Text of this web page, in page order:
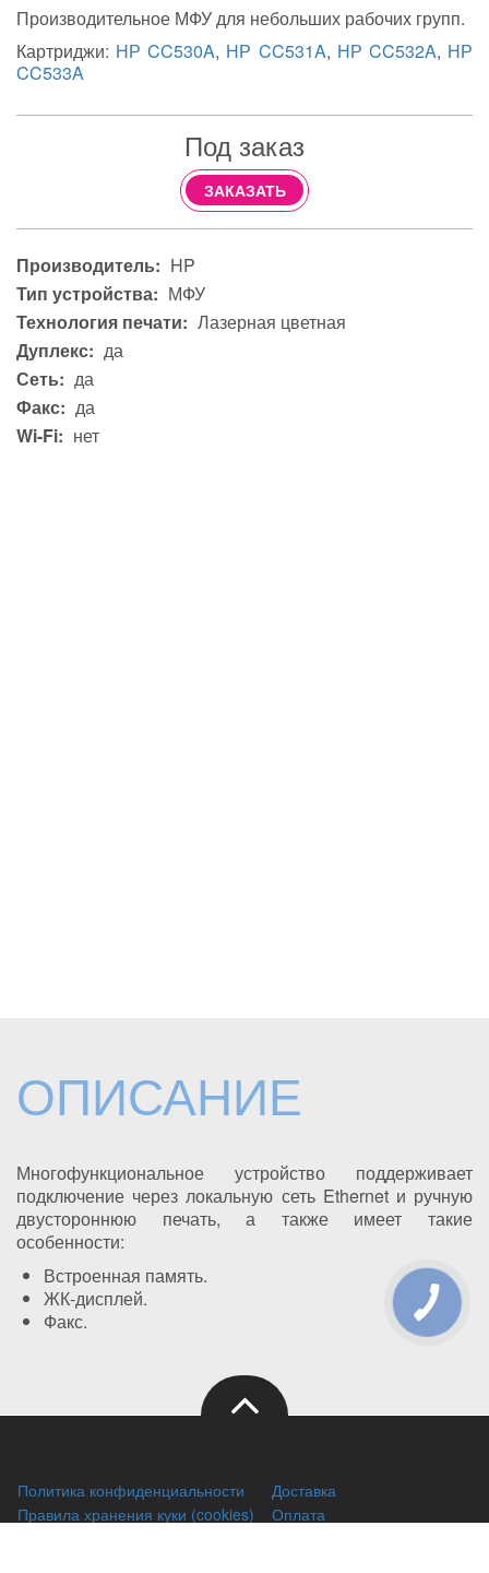
Производительное МФУ для небольших рабочих групп.
Картриджи: НР CC530A, НР CC531A, НР CC532A, НР
CC533A
Под заказ
ЗАКАЗАТЬ
Производитель: HP
Тип устройства: МФУ
Технология печати: Лазерная цветная
Дуплекс: да
Сеть: да
Факс: да
Wi-Fi: нет
ОПИСАНИЕ
Многофункциональное устройство поддерживает
подключение через локальную сеть Ethernet и ручную
двустороннюю печать, а также имеет такие
особенности:
Встроенная память.
ЖК-дисплей.
Факс.
Политика конфиденциальности
Правила хранения куки (cookies)
Доставка
Оплата